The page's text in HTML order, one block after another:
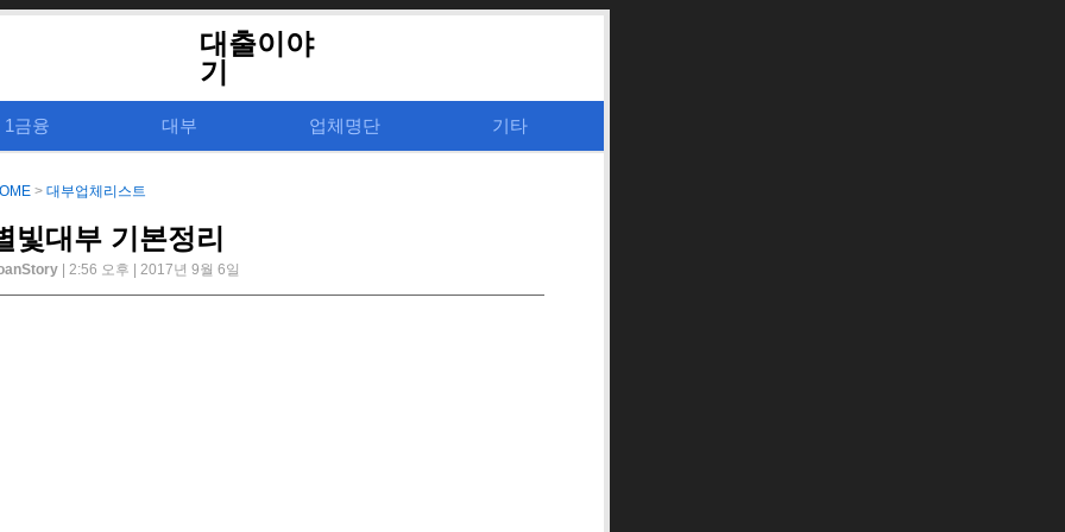
대출이야
기
1금융 대부 업체명단 기타
> 대부업체리스트
빛대부 기본정리
| 2:56 오후 | 2017년 9월 6일